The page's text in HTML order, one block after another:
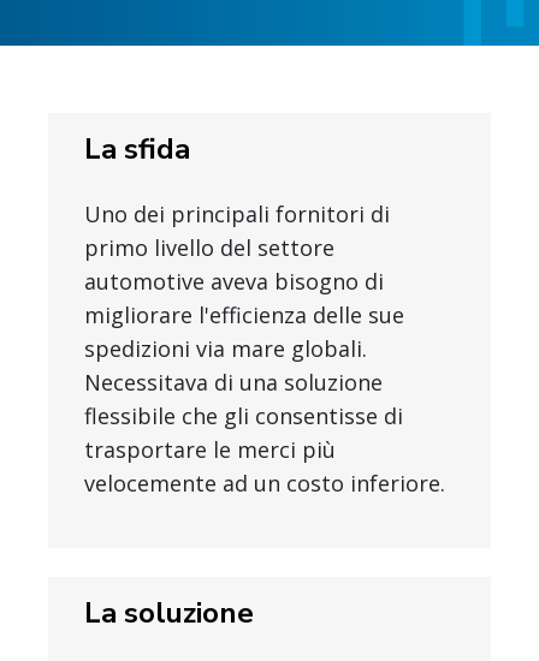
La sfida
Uno dei principali fornitori di
primo livello del settore
automotive aveva bisogno di
migliorare l'efficienza delle sue
spedizioni via mare globali.
Necessitava di una soluzione
flessibile che gli consentisse di
trasportare le merci più
velocemente ad un costo inferiore.
La soluzione